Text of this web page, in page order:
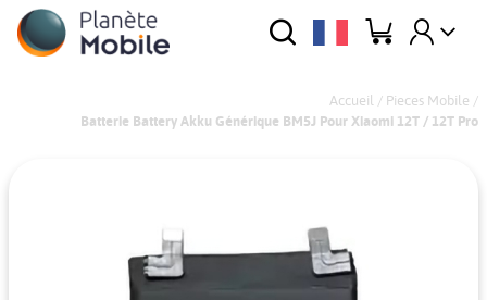
Accueil / Pieces Mobile /
Batterie Battery Akku Générique BM5J Pour Xiaomi 12T / 12T Pro